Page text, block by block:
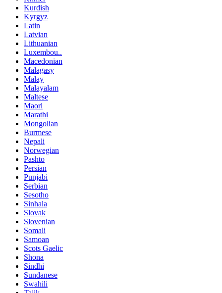
Kurdish
Kyrgyz
Latin
Latvian
Lithuanian
Luxembou..
Macedonian
Malagasy
Malay
Malayalam
Maltese
Maori
Marathi
Mongolian
Burmese
Nepali
Norwegian
Pashto
Persian
Punjabi
Serbian
Sesotho
Sinhala
Slovak
Slovenian
Somali
Samoan
Scots Gaelic
Shona
Sindhi
Sundanese
Swahili